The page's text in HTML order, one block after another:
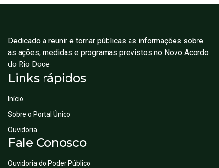
Dedicado a reunir e tornar públicas as informações sobre
as ações, medidas e programas previstos no Novo Acordo
do Rio Doce
Links rápidos
Início
Sobre o Portal Único
Ouvidoria
Fale Conosco
Ouvidoria do Poder Público